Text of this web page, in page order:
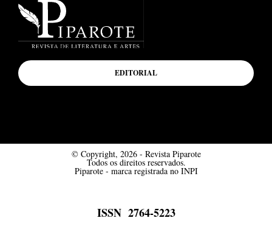
EDITORIAL
© Copyright, 2026 - Revista Piparote
Todos os direitos reservados.
Piparote - marca registrada no INPI
ISSN 2764-5223